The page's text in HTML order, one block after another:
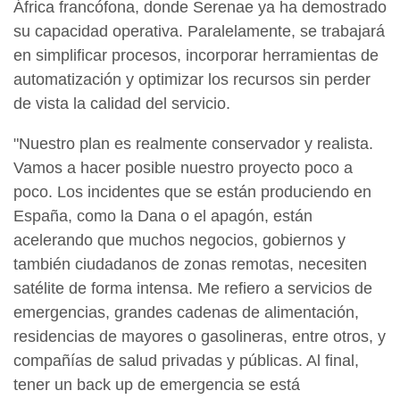
África francófona, donde Serenae ya ha demostrado
su capacidad operativa. Paralelamente, se trabajará
en simplificar procesos, incorporar herramientas de
automatización y optimizar los recursos sin perder
de vista la calidad del servicio.
"Nuestro plan es realmente conservador y realista.
Vamos a hacer posible nuestro proyecto poco a
poco. Los incidentes que se están produciendo en
España, como la Dana o el apagón, están
acelerando que muchos negocios, gobiernos y
también ciudadanos de zonas remotas, necesiten
satélite de forma intensa. Me refiero a servicios de
emergencias, grandes cadenas de alimentación,
residencias de mayores o gasolineras, entre otros, y
compañías de salud privadas y públicas. Al final,
tener un back up de emergencia se está